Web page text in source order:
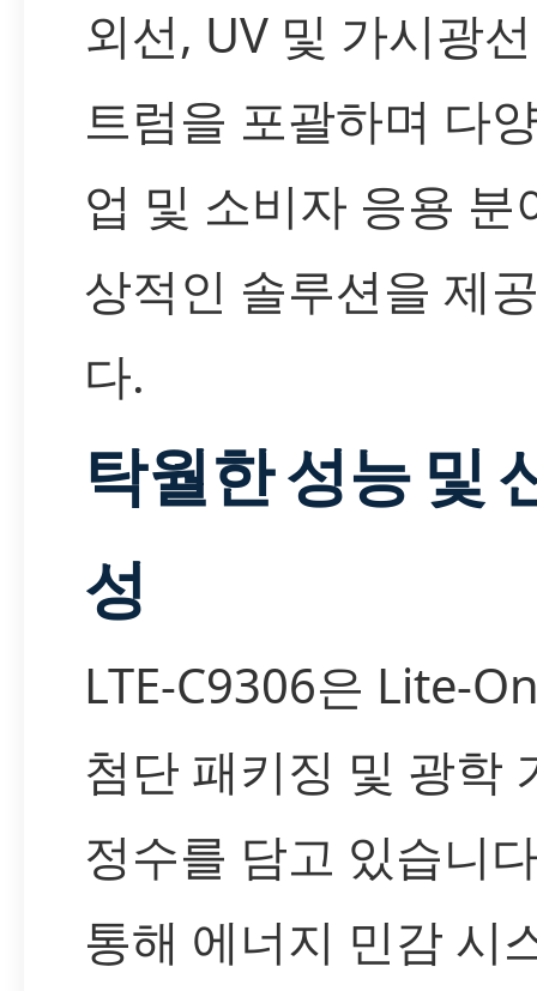
외선, UV 및 가시광
트럼을 포괄하며 다
업 및 소비자 응용 분
상적인 솔루션을 제
다.
탁월한 성능 및
성
LTE-C9306은 Lite-
첨단 패키징 및 광학
정수를 담고 있습니
통해 에너지 민감 시